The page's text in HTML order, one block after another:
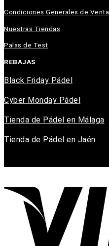
Condiciones Generales de Venta
Nuestras Tiendas
Palas de Test
REBAJAS
Black Friday Pádel
Cyber Monday Pádel
Tienda de Pádel en Málaga
Tienda de Pádel en Jaén